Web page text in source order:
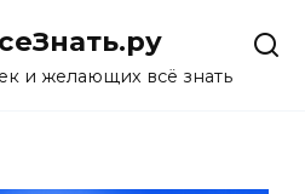
и желающих всё знать